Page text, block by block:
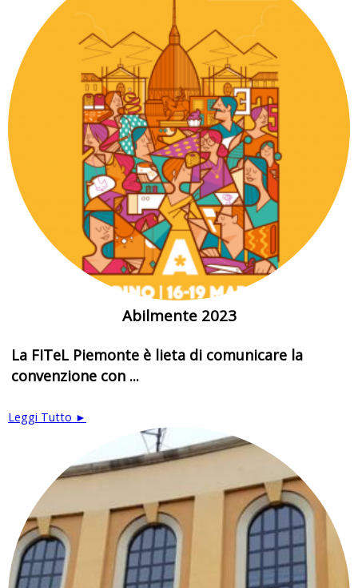
Abilmente 2023
La FITeL Piemonte è lieta di comunicare la
convenzione con ...
Leggi Tutto ►